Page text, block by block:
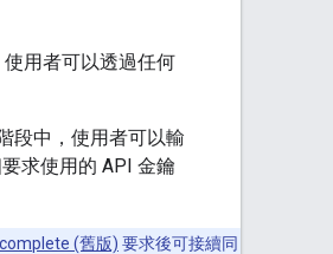
用者可以透過任何
段中，使用者可以輸
求使用的 API 金鑰
(舊版) 要求後可接續同